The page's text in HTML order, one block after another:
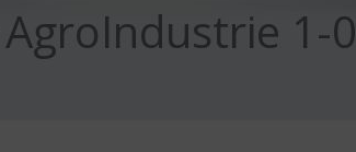
AgroIndustrie 1-0